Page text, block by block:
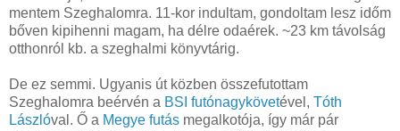
mentem Szeghalomra. 11-kor indultam, gondoltam lesz időm
bőven kipihenni magam, ha délre odaérek. ~23 km távolság
otthonról kb. a szeghalmi könyvtárig.
De ez semmi. Ugyanis út közben összefutottam
Szeghalomra beérvén a BSI futónagykövetével, Tóth
Lászlóval. Ő a Megye futás megalkotója, így már pár